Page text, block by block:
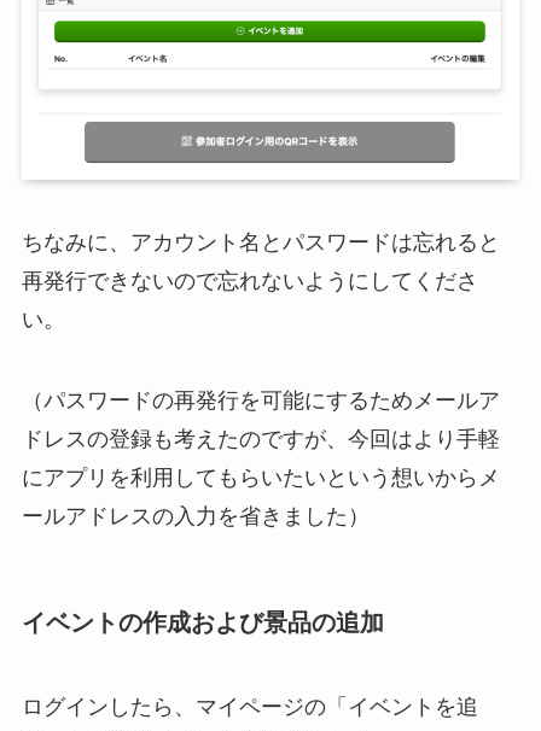
ちなみに、アカウント名とパスワードは忘れると
再発行できないので忘れないようにしてくださ
い。
（パスワードの再発行を可能にするためメールア
ドレスの登録も考えたのですが、今回はより手軽
にアプリを利用してもらいたいという想いからメ
ールアドレスの入力を省きました）
イベントの作成および景品の追加
ログインしたら、マイページの「イベントを追